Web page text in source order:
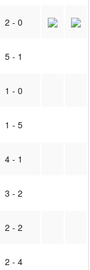
2 - 0
5 - 1
1 - 0
1 - 5
4 - 1
3 - 2
2 - 2
2 - 4